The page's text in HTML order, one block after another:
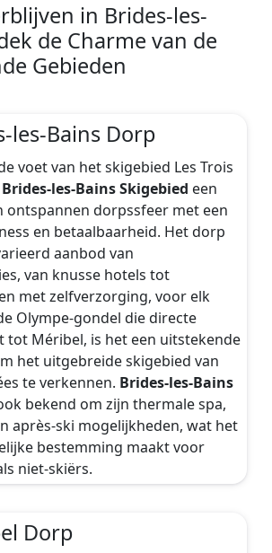
in Brides-les-
de Charme van de
Gebieden
les-Bains Dorp
voet van het skigebied Les Trois
Brides-les-Bains Skigebied een
ontspannen dorpssfeer met een
en betaalbaarheid. Het dorp
aanbod van
van knusse hotels tot
met zelfverzorging, voor elk
Olympe-gondel die directe
tot Méribel, is het een uitstekende
het uitgebreide skigebied van
te verkennen. Brides-les-Bains
bekend om zijn thermale spa,
après-ski mogelijkheden, wat het
bestemming maakt voor
niet-skiërs.
Dorp